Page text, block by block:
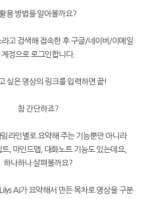
용 방법을 알아볼까요?
라고 검색해 접속한 후 구글/네이버/이메일
계정으로 로그인합니다.
싶은 영상의 링크를 입력하면 끝!
참 간단하죠?
라인별로 요약해 주는 기능뿐만 아니라
, 마인드맵, 대화노트 기능도 있는데요,
하나하나 살펴볼까요?
AI가 요약해서 만든 목차로 영상을 구분